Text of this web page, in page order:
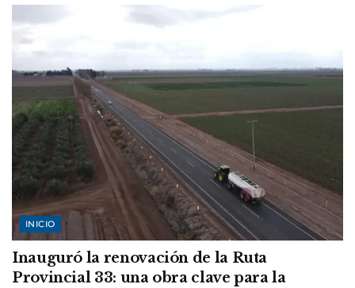
INICIO
Inauguró la renovación de la Ruta
Provincial 33: una obra clave para la